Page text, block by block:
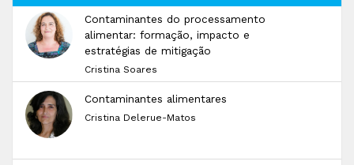
Contaminantes do processamento
alimentar: formação, impacto e
estratégias de mitigação
Cristina Soares
Contaminantes alimentares
Cristina Delerue-Matos